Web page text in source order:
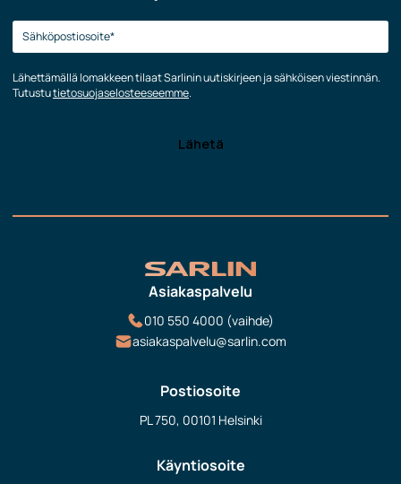
Lähettämällä lomakkeen tilaat Sarlinin uutiskirjeen ja sähköisen viestinnän.
Tutustutietosuojaselosteeseemme.
Asiakaspalvelu
010 550 4000 (vaihde)
asiakaspalvelu@sarlin.com
Postiosoite
PL 750, 00101 Helsinki
Käyntiosoite